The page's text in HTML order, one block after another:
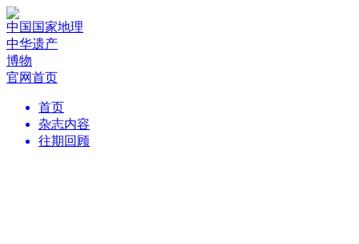
中国国家地理
中华遗产
博物
官网首页
首页
杂志内容
往期回顾